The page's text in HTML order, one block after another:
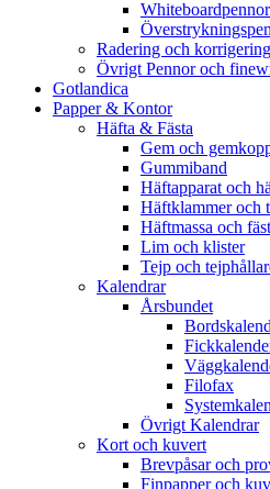
Whiteboardpennor
Radering och korrigering
Övrigt Pennor och
Gotlandica
Papper & Kontor
Häfta & Fästa
Gem och
Gummiband
Häftapparat och
Häftklammer och
Häftmassa och
Lim och klister
Tejp och
Kalendrar
Årsbundet
Filofax
Övrigt Kalendrar
Kort och kuvert
Brevpåsar och
Finpapper och